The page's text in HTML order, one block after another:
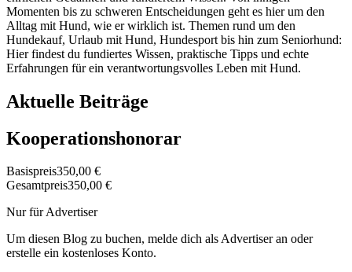
Momenten bis zu schweren Entscheidungen geht es hier um den
Alltag mit Hund, wie er wirklich ist. Themen rund um den
Hundekauf, Urlaub mit Hund, Hundesport bis hin zum Seniorhund:
Hier findest du fundiertes Wissen, praktische Tipps und echte
Erfahrungen für ein verantwortungsvolles Leben mit Hund.
Aktuelle Beiträge
Kooperationshonorar
Basispreis350,00 €
Gesamtpreis350,00 €
Nur für Advertiser
Um diesen Blog zu buchen, melde dich als Advertiser an oder
erstelle ein kostenloses Konto.